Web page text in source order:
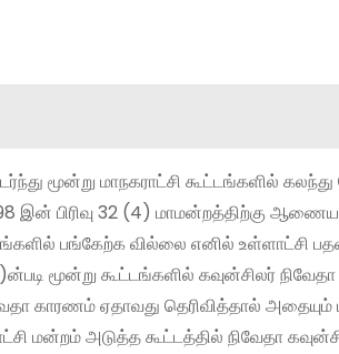
மூன்று மாநகராட்சி கூட்டங்களில்
இன் பிரிவு 32 (4) மாமன்றத்திற்கு
பங்கேற்க வில்லை எனில் உள்ளாட்சி
மூன்று கூட்டங்களில் கவுன்சிலர்
காரணம் ஏதாவது தெரிவித்தால்
மன்றம் அடுத்த கூட்டத்தில் நிவேதா